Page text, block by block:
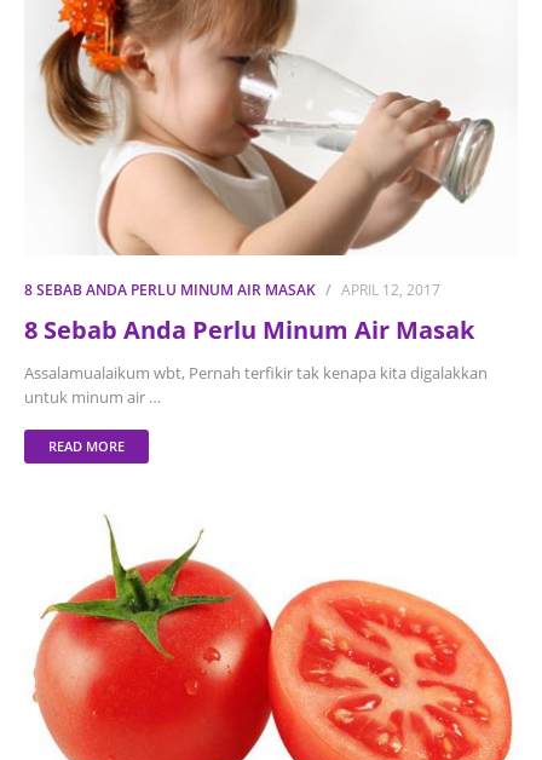
8 SEBAB ANDA PERLU MINUM AIR MASAK APRIL 12, 2017
8 Sebab Anda Perlu Minum Air Masak
Assalamualaikum wbt, Pernah terfikir tak kenapa kita digalakkan
untuk minum air …
READ MORE